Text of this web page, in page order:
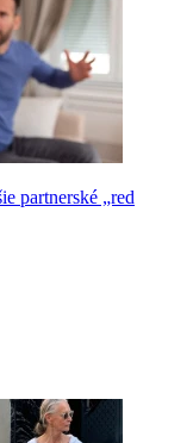
partnerské „red